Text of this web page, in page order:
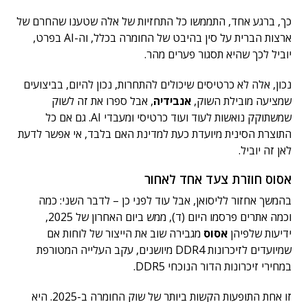
כך, ברגע אחד, התממשו כל התחזיות של אלה שטענו שהחרם של
ארצות הברית על סין בהיבט של החומרה בכלל, וה-AI בפרט,
יוביל לכך שהיא תסגור פערים מהר.
נכון, אלה לא כרטיסים שיכולים להתחרות, נכון להיום, בביצועים
שמציעה מובילת השוק, אנבידיה, אבל ספרו את זה לשוק
שמשתוקק נואשות לעוד ועוד כרטיסי ומעבדי AI. גם אם כל
התוצרת הסינית מיועדת כעת למדינת האם בלבד, אי אפשר לדעת
לאן זה יוביל.
אסוס חוזרת צעד אחד לאחור
בהמשך אחזור לליסואן, אבל עוד לפני כן – לדבר השני: כמה
וכמה אתרים פרסמו היום (ד), ממש ביום האחרון של 2025,
ידיעות שלפיהן אסוס מגבירה שוב את הייצור של לוחות אם
שמיועדים לזיכרונות DDR4 מיושנים, עקב העלייה המטורפת
במחירי זיכרונות הדור הנוכחי DDR5.
זו אחת התופעות הקשות ביותר של שוק החומרה ב-2025. היא